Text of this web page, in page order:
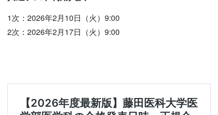
1次：2026年2月10日（火）9:00
2次：2026年2月17日（火）9:00